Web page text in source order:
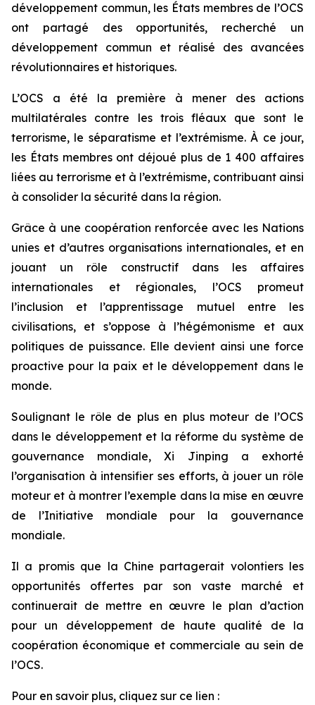
développement commun, les États membres de l’OCS
ont partagé des opportunités, recherché un
développement commun et réalisé des avancées
révolutionnaires et historiques.
L’OCS a été la première à mener des actions
multilatérales contre les trois fléaux que sont le
terrorisme, le séparatisme et l’extrémisme. À ce jour,
les États membres ont déjoué plus de 1 400 affaires
liées au terrorisme et à l’extrémisme, contribuant ainsi
à consolider la sécurité dans la région.
Grâce à une coopération renforcée avec les Nations
unies et d’autres organisations internationales, et en
jouant un rôle constructif dans les affaires
internationales et régionales, l’OCS promeut
l’inclusion et l’apprentissage mutuel entre les
civilisations, et s’oppose à l’hégémonisme et aux
politiques de puissance. Elle devient ainsi une force
proactive pour la paix et le développement dans le
monde.
Soulignant le rôle de plus en plus moteur de l’OCS
dans le développement et la réforme du système de
gouvernance mondiale, Xi Jinping a exhorté
l’organisation à intensifier ses efforts, à jouer un rôle
moteur et à montrer l’exemple dans la mise en œuvre
de l’Initiative mondiale pour la gouvernance
mondiale.
Il a promis que la Chine partagerait volontiers les
opportunités offertes par son vaste marché et
continuerait de mettre en œuvre le plan d’action
pour un développement de haute qualité de la
coopération économique et commerciale au sein de
l’OCS.
Pour en savoir plus, cliquez sur ce lien :